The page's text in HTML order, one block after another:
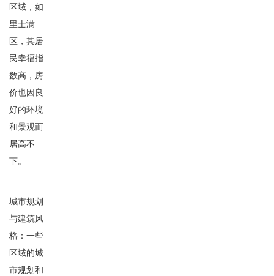
区域，如
里士满
区，其居
民幸福指
数高，房
价也因良
好的环境
和景观而
居高不
下。
-
城市规划
与建筑风
格：一些
区域的城
市规划和